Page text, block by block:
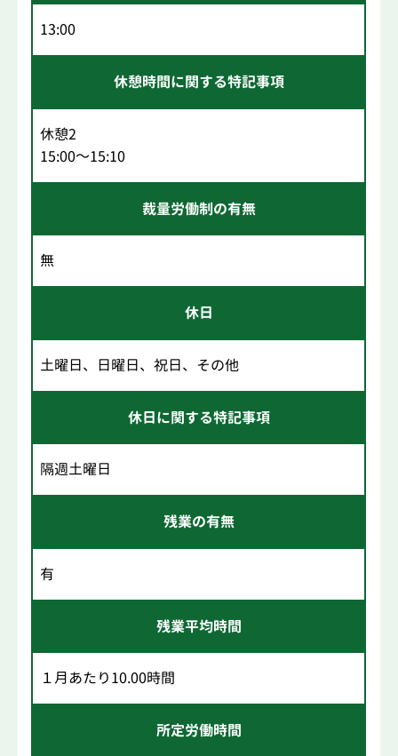
13:00
休憩時間に関する特記事項
休憩2
15:00～15:10
裁量労働制の有無
無
休日
土曜日、日曜日、祝日、その他
休日に関する特記事項
隔週土曜日
残業の有無
有
残業平均時間
１月あたり10.00時間
所定労働時間